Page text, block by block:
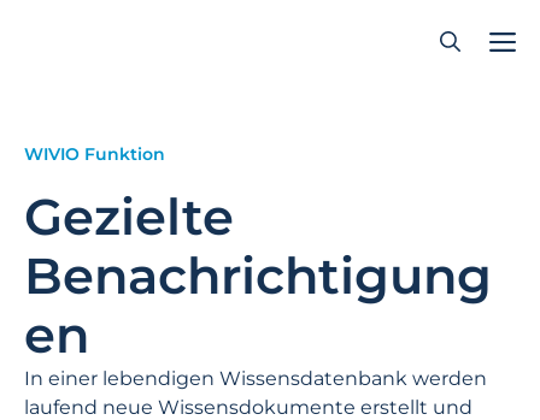
WIVIO Funktion
Gezielte
Benachrichtigung
en
In einer lebendigen Wissensdatenbank werden
laufend neue Wissensdokumente erstellt und